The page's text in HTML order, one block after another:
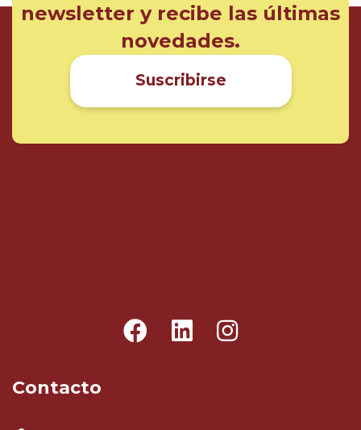
newsletter y recibe las últimas
novedades.
Suscribirse
Contacto